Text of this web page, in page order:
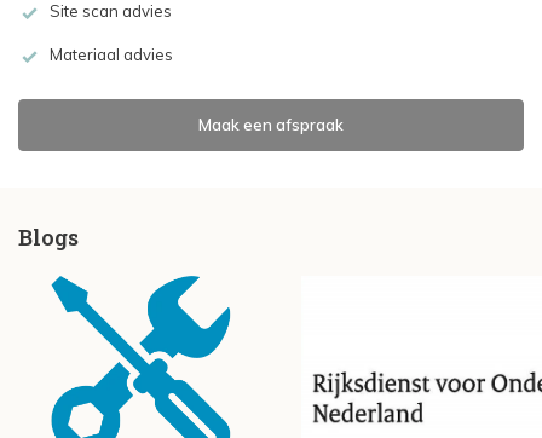
Site scan advies
Materiaal advies
Maak een afspraak
Blogs